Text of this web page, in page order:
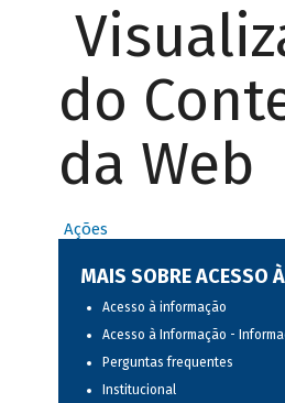
do
da Web
Ações
MAIS SOBRE ACESSO
Acesso à informação
Acesso à Informação -
Perguntas frequentes
Institucional